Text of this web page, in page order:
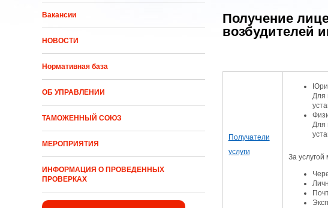
Вакансии
НОВОСТИ
Нормативная база
ОБ УПРАВЛЕНИИ
ТАМОЖЕННЫЙ СОЮЗ
МЕРОПРИЯТИЯ
ИНФОРМАЦИЯ О ПРОВЕДЕННЫХ
ПРОВЕРКАХ
Получение
возбудителей
Получатели
услуги
Для
Для
За